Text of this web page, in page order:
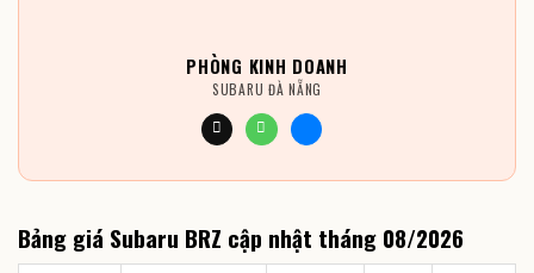
PHÒNG KINH DOANH
SUBARU ĐÀ NẴNG
Bảng giá Subaru BRZ cập nhật tháng 08/2026